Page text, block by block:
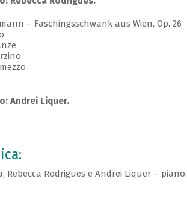
– Faschingsschwank aus Wien, Op. 26
Andrei Liquer.
Rebecca Rodrigues e Andrei Liquer – piano.